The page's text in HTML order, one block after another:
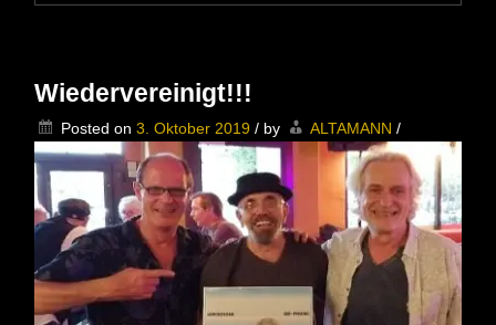
Rarität
für
den
ALTAMANN
Wiedervereinigt!!!
Posted on 3. Oktober 2019 / by ALTAMANN /